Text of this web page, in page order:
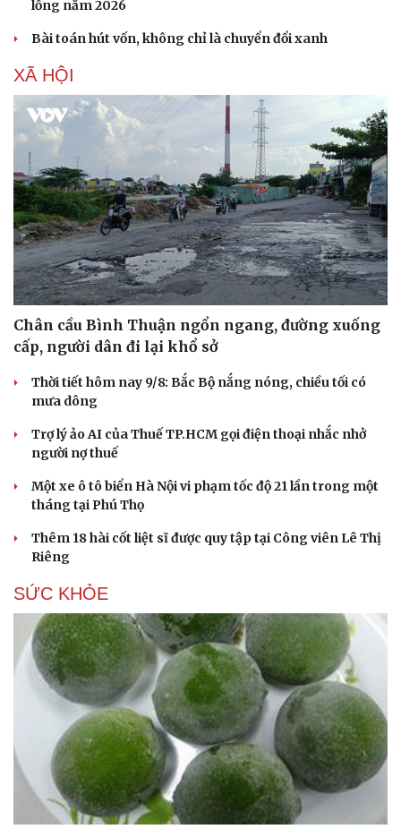
Văn hóa
Sân khấu - Điện ảnh
Văn học
Âm nhạc
Giải trí
Thời trang
Sao Việt
lồng năm 2026
Bài toán hút vốn, không chỉ là chuyển đổi xanh
XÃ HỘI
Chân cầu Bình Thuận ngổn ngang, đường xuống
cấp, người dân đi lại khổ sở
Thời tiết hôm nay 9/8: Bắc Bộ nắng nóng, chiều tối có
mưa dông
Trợ lý ảo AI của Thuế TP.HCM gọi điện thoại nhắc nhở
người nợ thuế
Một xe ô tô biển Hà Nội vi phạm tốc độ 21 lần trong một
tháng tại Phú Thọ
Thêm 18 hài cốt liệt sĩ được quy tập tại Công viên Lê Thị
Riêng
SỨC KHỎE